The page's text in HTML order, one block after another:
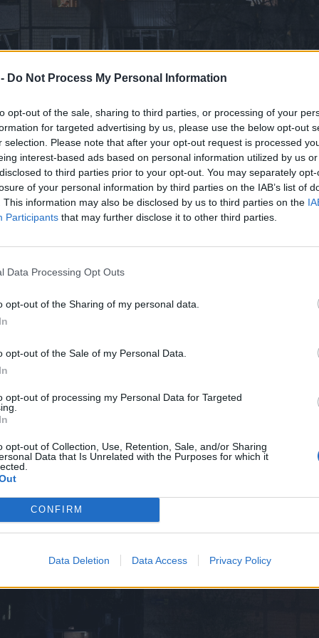
Do Not Process My Personal Information
opt-out of the sale, sharing to third parties, or processing of your
for targeted advertising by us, please use the below opt-out
selection. Please note that after your opt-out request is processed
interest-based ads based on personal information utilized by us
to third parties prior to your opt-out. You may separately
of your personal information by third parties on the IAB’s list of
This information may also be disclosed by us to third parties on the
Participants that may further disclose it to other third parties.
Data Processing Opt Outs
opt-out of the Sharing of my personal data.
opt-out of the Sale of my Personal Data.
opt-out of processing my Personal Data for Targeted
opt-out of Collection, Use, Retention, Sale, and/or Sharing
Data that Is Unrelated with the Purposes for which it
CONFIRM
Data Deletion Data Access Privacy Policy
πυραύλους και drones αποδεικνύει πως η Ρωσία
για να ενισχυθεί η Ουκρανία, η αντιαεροπορική
δυνάμεις μας, θα επιτρέψουν να οριστεί πότε θα
του αργότερα ανέφερε πως, σύμφωνα με τα
επρόκειτο για πλήγμα με βαλλιστικό
περιοχή κοντά σε κατοικίες, παιγνιδότοπο,
και κάνουν τέτοια πράγματα δεν είναι άνθρωποι,
ο πρόεδρος της Ουκρανίας.